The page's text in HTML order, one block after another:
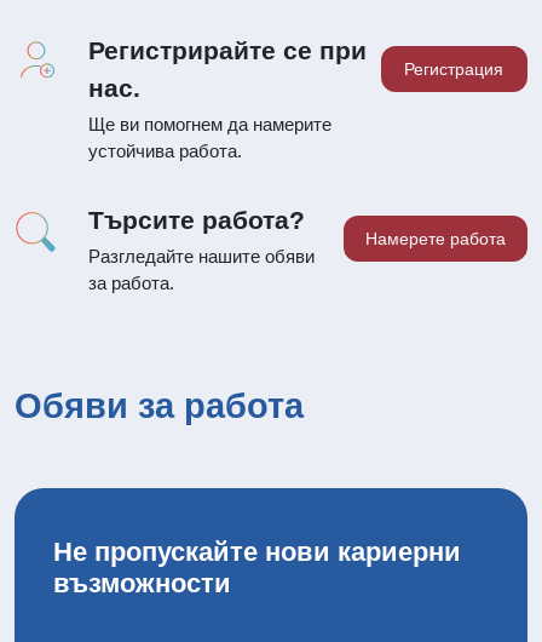
Регистрирайте се при
нас.
Ще ви помогнем да намерите
устойчива работа.
Регистрация
Търсите работа?
Разгледайте нашите обяви
за работа.
Намерете работа
Обяви за работа
Не пропускайте нови кариерни
възможности